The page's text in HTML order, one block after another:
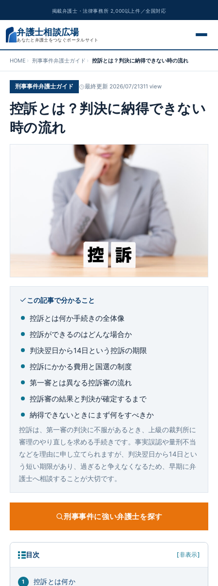
掲載弁護士・法律事務所 2,000以上件／全国対応
弁護士相談広場
あなたと弁護士をつなぐポータルサイト
交通事故
離婚問題
遺産相続
債務整理
HOME 刑事事件弁護士ガイド 控訴とは？判決に納得できない時の流れ
刑事事件弁護士ガイド 最終更新 2026/07/21311 view
控訴とは？判決に納得できない
時の流れ
この記事で分かること
控訴とは何か手続きの全体像
控訴ができるのはどんな場合か
判決翌日から14日という控訴の期限
控訴にかかる費用と国選の制度
第一審とは異なる控訴審の流れ
控訴審の結果と判決が確定するまで
納得できないときにまず何をすべきか
控訴は、第一審の判決に不服があるとき、上級の裁判所に
審理のやり直しを求める手続きです。事実誤認や量刑不当
などを理由に申し立てられますが、判決翌日から14日とい
う短い期限があり、過ぎると争えなくなるため、早期に弁
護士へ相談することが大切です。
刑事事件に強い弁護士を探す
目次 [非表示]
控訴とは何か